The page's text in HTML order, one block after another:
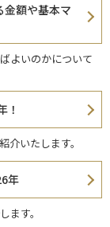
金額や基本マ
よいのかについて
！
いたします。
年
ます。